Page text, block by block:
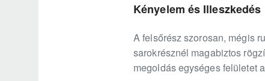
Kényelem és Illeszkedés
A felsőrész szorosan, mégis
sarokrésznél magabiztos
megoldás egységes felületet